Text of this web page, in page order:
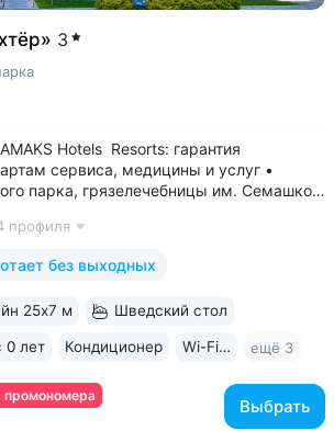
3
Hotels Resorts: гарантия
сервиса, медицины и услуг •
парка, грязелечебницы им. Семашко,
и № 17 • Главный корпус
здание...
профиля
без выходных
промономера
Выбрать
25х7 м Шведский стол
0 лет Кондиционер Wi-Fi в номерах ещё 3